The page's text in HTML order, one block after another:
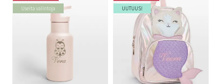
Useita valintoja
UUTUUS!